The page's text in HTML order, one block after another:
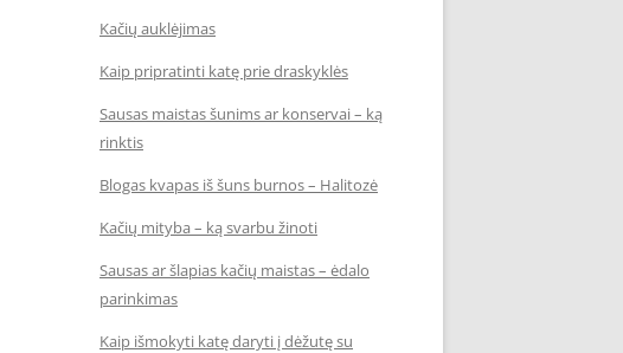
Kačių auklėjimas
Kaip pripratinti katę prie draskyklės
Sausas maistas šunims ar konservai – ką
rinktis
Blogas kvapas iš šuns burnos – Halitozė
Kačių mityba – ką svarbu žinoti
Sausas ar šlapias kačių maistas – ėdalo
parinkimas
Kaip išmokyti katę daryti į dėžutę su